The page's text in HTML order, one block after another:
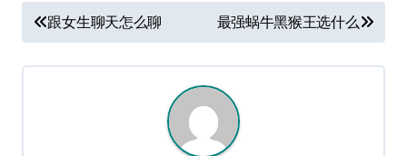
文
章
导
跟女生聊天怎么聊 最强蜗牛黑猴王选什么